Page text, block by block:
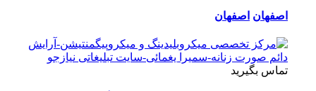
اصفهان اصفهان
تماس بگیرید